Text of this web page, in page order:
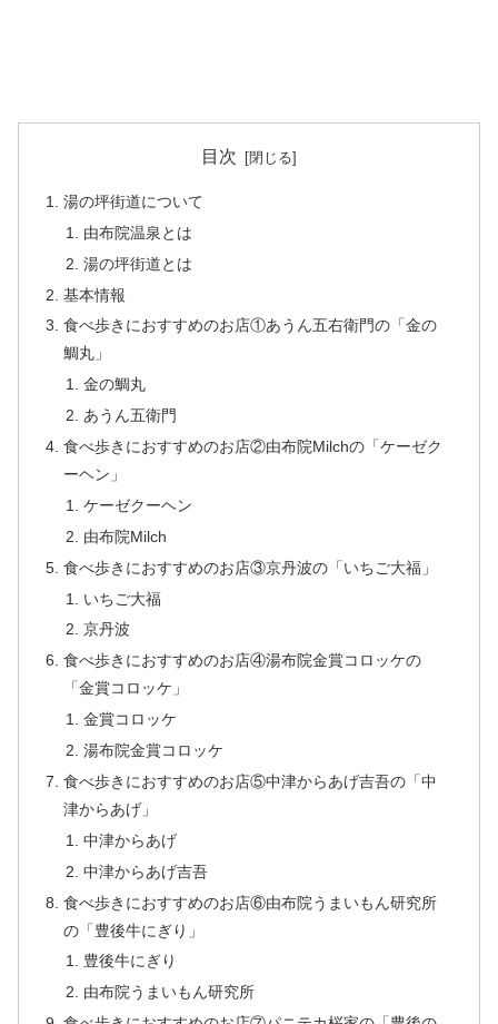
目次
湯の坪街道について
由布院温泉とは
湯の坪街道とは
基本情報
食べ歩きにおすすめのお店①あうん五右衛門の「金の
鯛丸」
金の鯛丸
あうん五衛門
食べ歩きにおすすめのお店②由布院Milchの「ケーゼク
ーヘン」
ケーゼクーヘン
由布院Milch
食べ歩きにおすすめのお店③京丹波の「いちご大福」
いちご大福
京丹波
食べ歩きにおすすめのお店④湯布院金賞コロッケの
「金賞コロッケ」
金賞コロッケ
湯布院金賞コロッケ
食べ歩きにおすすめのお店⑤中津からあげ吉吾の「中
津からあげ」
中津からあげ
中津からあげ吉吾
食べ歩きにおすすめのお店⑥由布院うまいもん研究所
の「豊後牛にぎり」
豊後牛にぎり
由布院うまいもん研究所